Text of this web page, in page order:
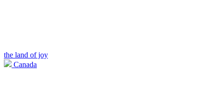
the land of joy
Canada